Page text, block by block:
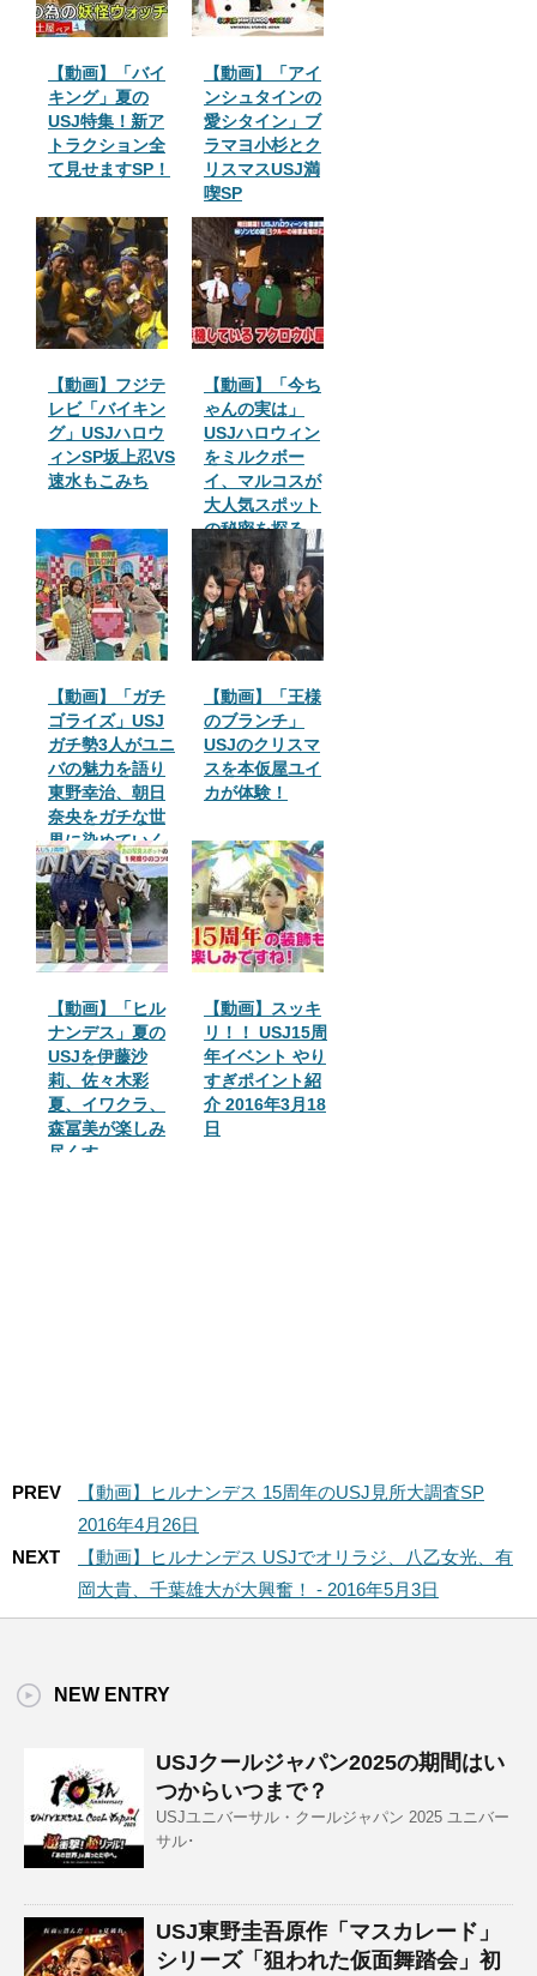
【動画】「バイ
キング」夏の
USJ特集！新ア
トラクション全
て見せますSP！
【動画】「アイ
ンシュタインの
愛シタイン」ブ
ラマヨ小杉とク
リスマスUSJ満
喫SP
【動画】フジテ
レビ「バイキン
グ」USJハロウ
ィンSP坂上忍VS
速水もこみち
【動画】「今ち
ゃんの実は」
USJハロウィン
をミルクボー
イ、マルコスが
大人気スポット
の秘密を探る
【動画】「ガチ
ゴライズ」USJ
ガチ勢3人がユニ
バの魅力を語り
東野幸治、朝日
奈央をガチな世
界に染めていく
【動画】「王様
のブランチ」
USJのクリスマ
スを本仮屋ユイ
カが体験！
【動画】「ヒル
ナンデス」夏の
USJを伊藤沙
莉、佐々木彩
夏、イワクラ、
森冨美が楽しみ
尽くす
【動画】スッキ
リ！！ USJ15周
年イベント やり
すぎポイント紹
介 2016年3月18
日
PREV
【動画】ヒルナンデス 15周年のUSJ見所大調査SP
2016年4月26日
NEXT
【動画】ヒルナンデス USJでオリラジ、八乙女光、有
岡大貴、千葉雄大が大興奮！ - 2016年5月3日
NEW ENTRY
USJクールジャパン2025の期間はい
つからいつまで？
USJユニバーサル・クールジャパン 2025 ユニバー
サル･
USJ東野圭吾原作「マスカレード」
シリーズ「狙われた仮面舞踏会」初